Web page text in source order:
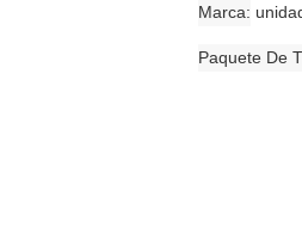
Marca
Paquete De